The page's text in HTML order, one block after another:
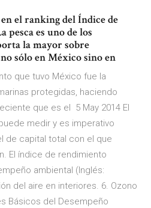
el ranking del Índice de
pesca es uno de los
la mayor sobre
sólo en México sino en
que tuvo México fue la
protegidas, haciendo
que es el 5 May 2014 El
medir y es imperativo
de capital total con el que
El índice de rendimiento
ambiental (Inglés:
del aire en interiores. 6. Ozono
Básicos del Desempeño